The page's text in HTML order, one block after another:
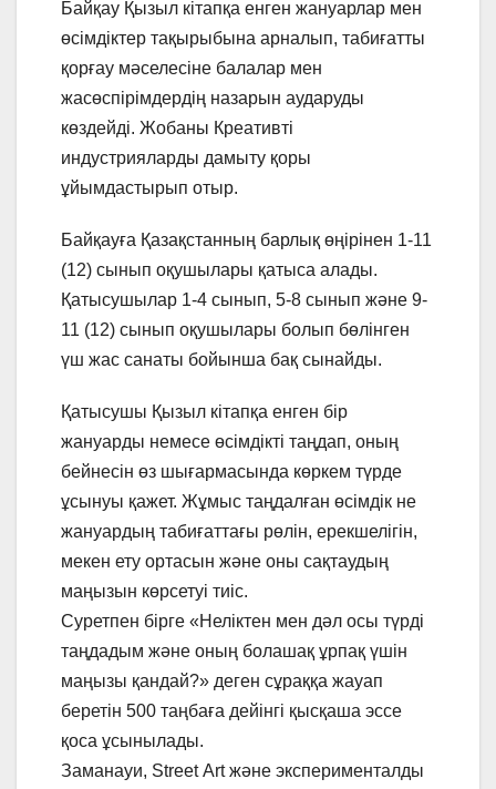
Байқау Қызыл кітапқа енген жануарлар мен
өсімдіктер тақырыбына арналып, табиғатты
қорғау мəселесіне балалар мен
жасөспірімдердің назарын аударуды
көздейді. Жобаны Креативті
индустрияларды дамыту қоры
ұйымдастырып отыр.
Байқауға Қазақстанның барлық өңірінен 1-11
(12) сынып оқушылары қатыса алады.
Қатысушылар 1-4 сынып, 5-8 сынып жəне 9-
11 (12) сынып оқушылары болып бөлінген
үш жас санаты бойынша бақ сынайды.
Қатысушы Қызыл кітапқа енген бір
жануарды немесе өсімдікті таңдап, оның
бейнесін өз шығармасында көркем түрде
ұсынуы қажет. Жұмыс таңдалған өсімдік не
жануардың табиғаттағы рөлін, ерекшелігін,
мекен ету ортасын жəне оны сақтаудың
маңызын көрсетуі тиіс.
Суретпен бірге «Неліктен мен дəл осы түрді
таңдадым жəне оның болашақ ұрпақ үшін
маңызы қандай?» деген сұраққа жауап
беретін 500 таңбаға дейінгі қысқаша эссе
қоса ұсынылады.
Заманауи, Street Аrt жəне эксперименталды